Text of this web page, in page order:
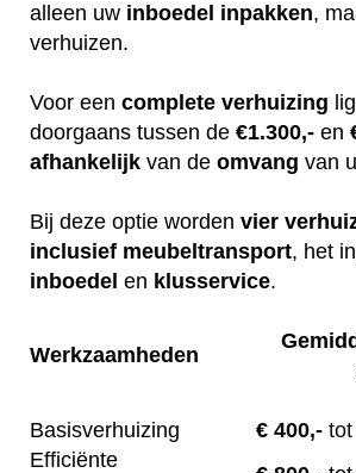
alleen uw inboedel inpakken,
verhuizen.
Voor een complete verhuizing
doorgaans tussen de €1.300,- en
afhankelijk van de omvang van
Bij deze optie worden vier
inclusief meubeltransport, het
inboedel en klusservice.
Werkzaamheden
Basisverhuizing € 400,- tot
Efficiënte